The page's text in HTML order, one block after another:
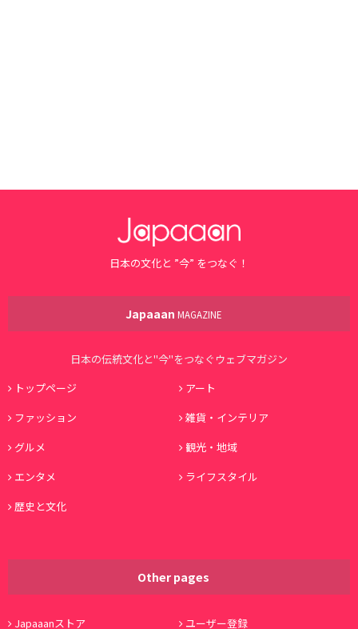
日本の文化と ”今” をつなぐ！
Japaaan MAGAZINE
日本の伝統文化と"今"をつなぐウェブマガジン
トップページ
アート
ファッション
雑貨・インテリア
グルメ
観光・地域
エンタメ
ライフスタイル
歴史と文化
Other pages
Japaaanストア ユーザー登録